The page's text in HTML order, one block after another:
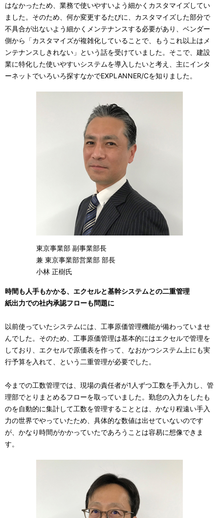
はなかったため、業務で使いやすいよう細かくカスタマイズしてい
ました。そのため、何か変更するたびに、カスタマイズした部分で
不具合が出ないよう細かくメンテナンスする必要があり、ベンダー
側から「カスタマイズが複雑化していることで、もうこれ以上はメ
ンテナンスしきれない」という話を受けていました。そこで、建設
業に特化した使いやすいシステムを導入したいと考え、主にインタ
ーネットでいろいろ探すなかでEXPLANNER/Cを知りました。
時間も人手もかかる、エクセルと基幹システムとの二重管理
紙出力での社内承認フローも問題に
以前使っていたシステムには、工事原価管理機能が備わっていませ
んでした。そのため、工事原価管理は基本的にはエクセルで管理を
しており、エクセルで原価表を作って、なおかつシステム上にも実
行予算を入れて、という二重管理が必要でした。
今までの工数管理では、現場の責任者が1人ずつ工数を手入力し、管
理部でとりまとめるフローを取っていました。勤怠の入力をしたも
のを自動的に集計して工数を管理することとは、かなり程遠い手入
力の世界でやっていたため、具体的な数値は出せていないのです
が、かなり時間がかかっていたであろうことは容易に想像できま
す。
東京事業部 副事業部長
兼 東京事業部営業部 部長
小林 正樹氏